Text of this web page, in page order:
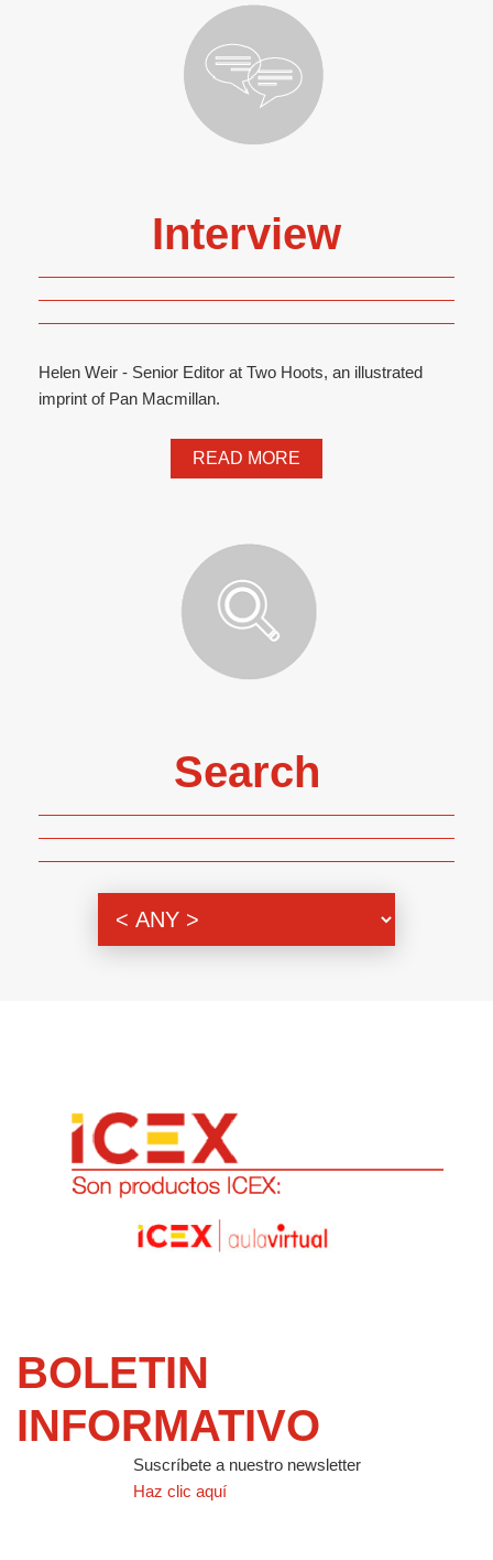
Interview
Helen Weir - Senior Editor at Two Hoots, an illustrated
imprint of Pan Macmillan.
READ MORE
Search
BOLETIN
INFORMATIVO
Suscríbete a nuestro newsletter
Haz clic aquí